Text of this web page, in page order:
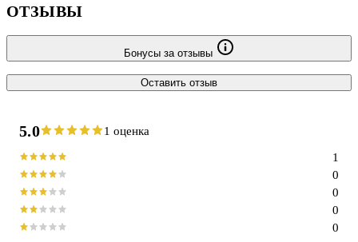
ОТЗЫВЫ
Бонусы за отзывы
Оставить отзыв
5.0 1 оценка
0
0
0
0
1